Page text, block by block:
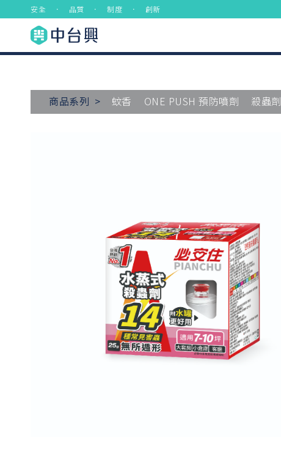
安全 ． 品質 ． 制度 ． 創新
商品系列 > 蚊香 ONE PUSH 預防噴劑 殺蟲劑